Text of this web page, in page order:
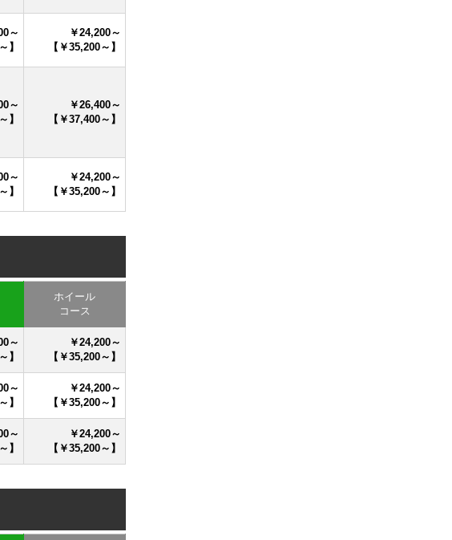
～
】
￥24,200～
【￥35,200～】
～
】
￥26,400～
【￥37,400～】
～
】
￥24,200～
【￥35,200～】
ホイール
コース
～
】
￥24,200～
【￥35,200～】
～
】
￥24,200～
【￥35,200～】
～
】
￥24,200～
【￥35,200～】